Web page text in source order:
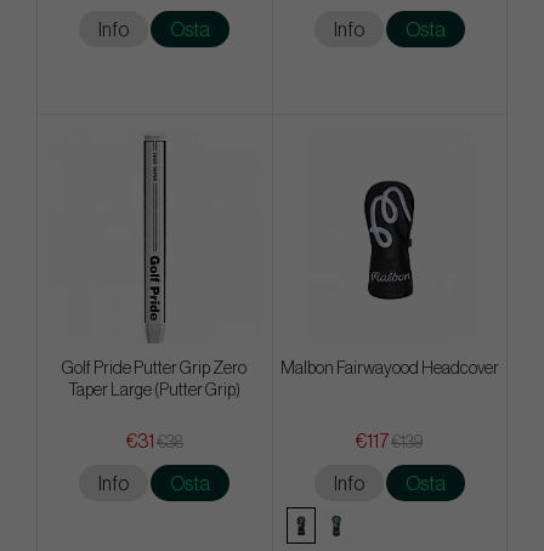
Info Osta Info Osta
Golf Pride Putter Grip Zero
Taper Large (Putter Grip)
€31 €38
Info Osta
Malbon Fairwayood Headcover
€117€139
Info Osta